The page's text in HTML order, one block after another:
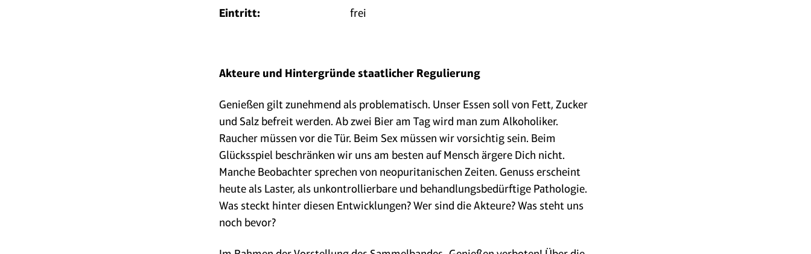
Eintritt: frei
Akteure und Hintergründe staatlicher Regulierung
Genießen gilt zunehmend als problematisch. Unser Essen soll von Fett, Zucker
und Salz befreit werden. Ab zwei Bier am Tag wird man zum Alkoholiker.
Raucher müssen vor die Tür. Beim Sex müssen wir vorsichtig sein. Beim
Glücksspiel beschränken wir uns am besten auf Mensch ärgere Dich nicht.
Manche Beobachter sprechen von neopuritanischen Zeiten. Genuss erscheint
heute als Laster, als unkontrollierbare und behandlungsbedürftige Pathologie.
Was steckt hinter diesen Entwicklungen? Wer sind die Akteure? Was steht uns
noch bevor?